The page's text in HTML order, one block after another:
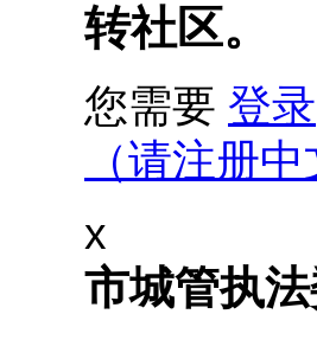
转社区。
您需要 登录
（请注册
x
市城管执